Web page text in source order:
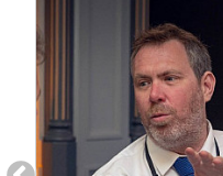
Accueil
RUBRIQUES
Agenda